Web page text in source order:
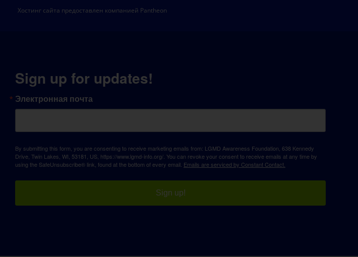
Хостинг сайта предоставлен компанией Pantheon
Sign up for updates!
Электронная почта
By submitting this form, you are consenting to receive marketing emails from: LGMD Awareness Foundation, 638 Kennedy
Drive, Twin Lakes, WI, 53181, US, https://www.lgmd-info.org/. You can revoke your consent to receive emails at any time by
using the SafeUnsubscribe® link, found at the bottom of every email. Emails are serviced by Constant Contact.
Sign up!